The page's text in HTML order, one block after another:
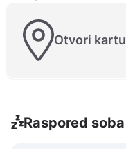
Otvori kartu
Raspored soba